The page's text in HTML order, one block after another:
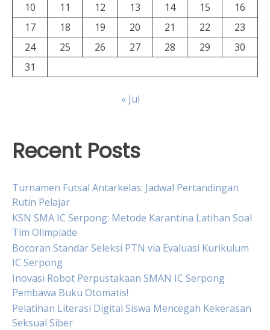
10
11 12 13 14 15
16
17
18 19 20 21 22
23
24
25 26 27 28 29
30
31
« Jul
Recent Posts
Turnamen Futsal Antarkelas: Jadwal Pertandingan
Rutin Pelajar
KSN SMA IC Serpong: Metode Karantina Latihan Soal
Tim Olimpiade
Bocoran Standar Seleksi PTN via Evaluasi Kurikulum
IC Serpong
Inovasi Robot Perpustakaan SMAN IC Serpong
Pembawa Buku Otomatis!
Pelatihan Literasi Digital Siswa Mencegah Kekerasan
Seksual Siber